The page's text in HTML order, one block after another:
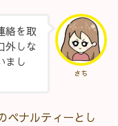
さち
絡を取
外しな
まし
ペナルティーとし